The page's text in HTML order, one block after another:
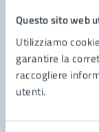
Questo sito web
Utilizziamo
garantire la
raccogliere
utenti.
Richiedi
Prenota
Problemi in